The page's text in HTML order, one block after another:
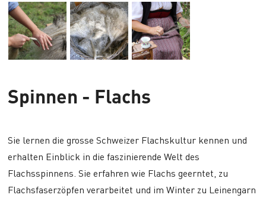
Spinnen - Flachs
Sie lernen die grosse Schweizer Flachskultur kennen und
erhalten Einblick in die faszinierende Welt des
Flachsspinnens. Sie erfahren wie Flachs geerntet, zu
Flachsfaserzöpfen verarbeitet und im Winter zu Leinengarn